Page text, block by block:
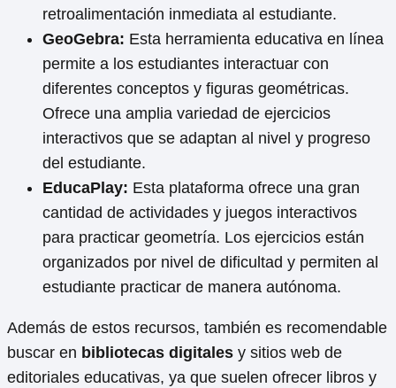
retroalimentación inmediata al estudiante.
GeoGebra: Esta herramienta educativa en línea
permite a los estudiantes interactuar con
diferentes conceptos y figuras geométricas.
Ofrece una amplia variedad de ejercicios
interactivos que se adaptan al nivel y progreso
del estudiante.
EducaPlay: Esta plataforma ofrece una gran
cantidad de actividades y juegos interactivos
para practicar geometría. Los ejercicios están
organizados por nivel de dificultad y permiten al
estudiante practicar de manera autónoma.
Además de estos recursos, también es recomendable
buscar en bibliotecas digitales y sitios web de
editoriales educativas, ya que suelen ofrecer libros y